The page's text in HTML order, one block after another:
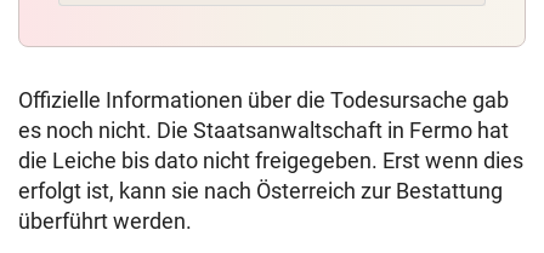
Offizielle Informationen über die Todesursache gab
es noch nicht. Die Staatsanwaltschaft in Fermo hat
die Leiche bis dato nicht freigegeben. Erst wenn dies
erfolgt ist, kann sie nach Österreich zur Bestattung
überführt werden.